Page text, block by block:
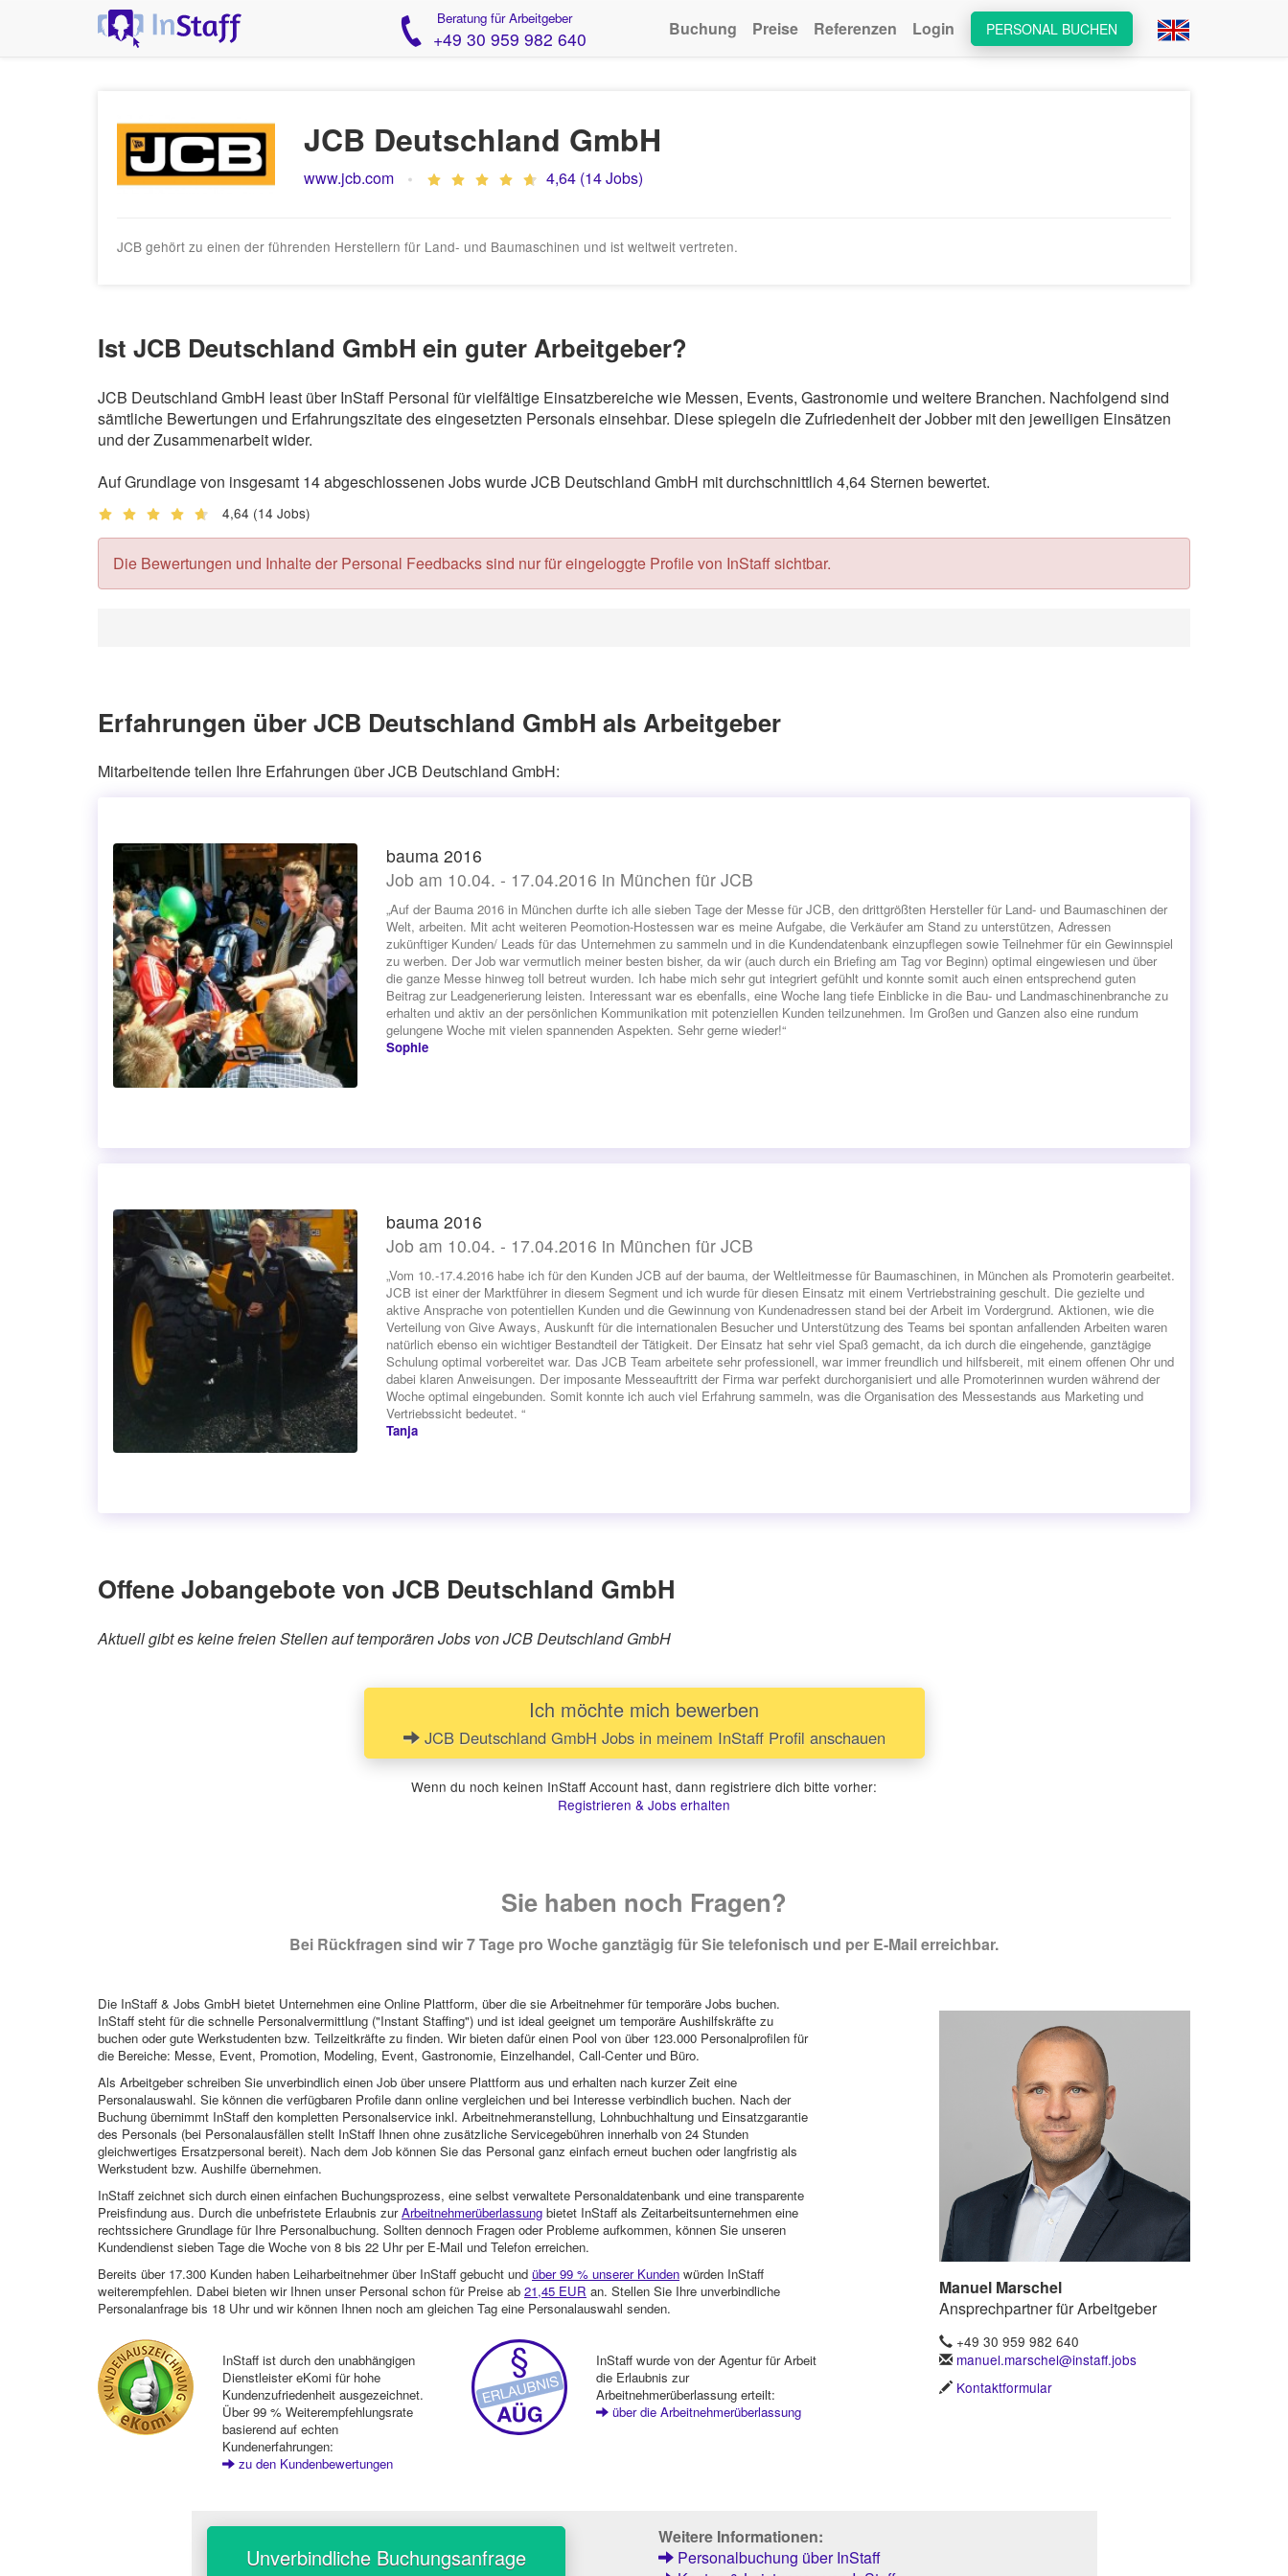
Beratung für Arbeitgeber
+49 30 959 982 640 PERSONAL BUCHEN
Buchung Preise Referenzen Login
JCB Deutschland GmbH
www.jcb.com 4,64 (14 Jobs)
JCB gehört zu einen der führenden Herstellern für Land- und Baumaschinen und ist weltweit vertreten.
Ist JCB Deutschland GmbH ein guter Arbeitgeber?
JCB Deutschland GmbH least über InStaff Personal für vielfältige Einsatzbereiche wie Messen, Events, Gastronomie und weitere Branchen. Nachfolgend sind
sämtliche Bewertungen und Erfahrungszitate des eingesetzten Personals einsehbar. Diese spiegeln die Zufriedenheit der Jobber mit den jeweiligen Einsätzen
und der Zusammenarbeit wider.
Auf Grundlage von insgesamt 14 abgeschlossenen Jobs wurde JCB Deutschland GmbH mit durchschnittlich 4,64 Sternen bewertet.
4,64 (14 Jobs)
Die Bewertungen und Inhalte der Personal Feedbacks sind nur für eingeloggte Profile von InStaff sichtbar.
Erfahrungen über JCB Deutschland GmbH als Arbeitgeber
Mitarbeitende teilen Ihre Erfahrungen über JCB Deutschland GmbH:
bauma 2016
Job am 10.04. - 17.04.2016 in München für JCB
„Auf der Bauma 2016 in München durfte ich alle sieben Tage der Messe für JCB, den drittgrößten Hersteller für Land- und Baumaschinen der
Welt, arbeiten. Mit acht weiteren Peomotion-Hostessen war es meine Aufgabe, die Verkäufer am Stand zu unterstützen, Adressen
zukünftiger Kunden/ Leads für das Unternehmen zu sammeln und in die Kundendatenbank einzupflegen sowie Teilnehmer für ein Gewinnspiel
zu werben. Der Job war vermutlich meiner besten bisher, da wir (auch durch ein Briefing am Tag vor Beginn) optimal eingewiesen und über
die ganze Messe hinweg toll betreut wurden. Ich habe mich sehr gut integriert gefühlt und konnte somit auch einen entsprechend guten
Beitrag zur Leadgenerierung leisten. Interessant war es ebenfalls, eine Woche lang tiefe Einblicke in die Bau- und Landmaschinenbranche zu
erhalten und aktiv an der persönlichen Kommunikation mit potenziellen Kunden teilzunehmen. Im Großen und Ganzen also eine rundum
gelungene Woche mit vielen spannenden Aspekten. Sehr gerne wieder!“
Sophie
bauma 2016
Job am 10.04. - 17.04.2016 in München für JCB
„Vom 10.-17.4.2016 habe ich für den Kunden JCB auf der bauma, der Weltleitmesse für Baumaschinen, in München als Promoterin gearbeitet.
JCB ist einer der Marktführer in diesem Segment und ich wurde für diesen Einsatz mit einem Vertriebstraining geschult. Die gezielte und
aktive Ansprache von potentiellen Kunden und die Gewinnung von Kundenadressen stand bei der Arbeit im Vordergrund. Aktionen, wie die
Verteilung von Give Aways, Auskunft für die internationalen Besucher und Unterstützung des Teams bei spontan anfallenden Arbeiten waren
natürlich ebenso ein wichtiger Bestandteil der Tätigkeit. Der Einsatz hat sehr viel Spaß gemacht, da ich durch die eingehende, ganztägige
Schulung optimal vorbereitet war. Das JCB Team arbeitete sehr professionell, war immer freundlich und hilfsbereit, mit einem offenen Ohr und
dabei klaren Anweisungen. Der imposante Messeauftritt der Firma war perfekt durchorganisiert und alle Promoterinnen wurden während der
Woche optimal eingebunden. Somit konnte ich auch viel Erfahrung sammeln, was die Organisation des Messestands aus Marketing und
Vertriebssicht bedeutet. “
Tanja
Offene Jobangebote von JCB Deutschland GmbH
Aktuell gibt es keine freien Stellen auf temporären Jobs von JCB Deutschland GmbH
Ich möchte mich bewerben
JCB Deutschland GmbH Jobs in meinem InStaff Profil anschauen
Wenn du noch keinen InStaff Account hast, dann registriere dich bitte vorher:
Registrieren & Jobs erhalten
Sie haben noch Fragen?
Bei Rückfragen sind wir 7 Tage pro Woche ganztägig für Sie telefonisch und per E-Mail erreichbar.
Die InStaff & Jobs GmbH bietet Unternehmen eine Online Plattform, über die sie Arbeitnehmer für temporäre Jobs buchen.
InStaff steht für die schnelle Personalvermittlung ("Instant Staffing") und ist ideal geeignet um temporäre Aushilfskräfte zu
buchen oder gute Werkstudenten bzw. Teilzeitkräfte zu finden. Wir bieten dafür einen Pool von über 123.000 Personalprofilen für
die Bereiche: Messe, Event, Promotion, Modeling, Event, Gastronomie, Einzelhandel, Call-Center und Büro.
Als Arbeitgeber schreiben Sie unverbindlich einen Job über unsere Plattform aus und erhalten nach kurzer Zeit eine
Personalauswahl. Sie können die verfügbaren Profile dann online vergleichen und bei Interesse verbindlich buchen. Nach der
Buchung übernimmt InStaff den kompletten Personalservice inkl. Arbeitnehmeranstellung, Lohnbuchhaltung und Einsatzgarantie
des Personals (bei Personalausfällen stellt InStaff Ihnen ohne zusätzliche Servicegebühren innerhalb von 24 Stunden
gleichwertiges Ersatzpersonal bereit). Nach dem Job können Sie das Personal ganz einfach erneut buchen oder langfristig als
Werkstudent bzw. Aushilfe übernehmen.
InStaff zeichnet sich durch einen einfachen Buchungsprozess, eine selbst verwaltete Personaldatenbank und eine transparente
Preisfindung aus. Durch die unbefristete Erlaubnis zurArbeitnehmerüberlassung bietet InStaff als Zeitarbeitsunternehmen eine
rechtssichere Grundlage für Ihre Personalbuchung. Sollten dennoch Fragen oder Probleme aufkommen, können Sie unseren
Kundendienst sieben Tage die Woche von 8 bis 22 Uhr per E-Mail und Telefon erreichen.
Bereits über 17.300 Kunden haben Leiharbeitnehmer über InStaff gebucht und über 99 % unserer Kunden würden InStaff
weiterempfehlen. Dabei bieten wir Ihnen unser Personal schon für Preise ab 21,45 EUR an. Stellen Sie Ihre unverbindliche
Personalanfrage bis 18 Uhr und wir können Ihnen noch am gleichen Tag eine Personalauswahl senden.
InStaff ist durch den unabhängigen
Dienstleister eKomi für hohe
Kundenzufriedenheit ausgezeichnet.
Über 99 % Weiterempfehlungsrate
basierend auf echten
Kundenerfahrungen:
zu den Kundenbewertungen
InStaff wurde von der Agentur für Arbeit
die Erlaubnis zur
Arbeitnehmerüberlassung erteilt:
über die Arbeitnehmerüberlassung
Manuel Marschel
Ansprechpartner für Arbeitgeber
+49 30 959 982 640
manuel.marschel@instaff.jobs
Kontaktformular
Unverbindliche Buchungsanfrage
Weitere Informationen:
Personalbuchung über InStaff